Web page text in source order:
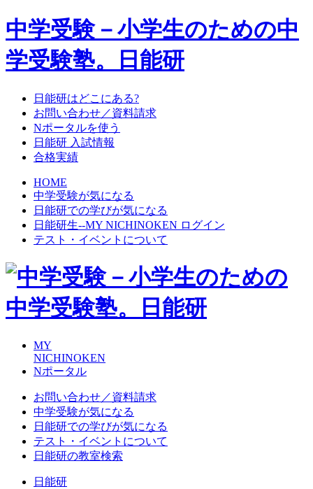
中学受験－小学生のための中
学受験塾。日能研
日能研はどこにある?
お問い合わせ／資料請求
Nポータルを使う
日能研 入試情報
合格実績
HOME
中学受験が気になる
日能研での学びが気になる
日能研生--MY NICHINOKEN ログイン
テスト・イベントについて
MY
NICHINOKEN
Nポータル
お問い合わせ／資料請求
中学受験が気になる
日能研での学びが気になる
テスト・イベントについて
日能研の教室検索
日能研